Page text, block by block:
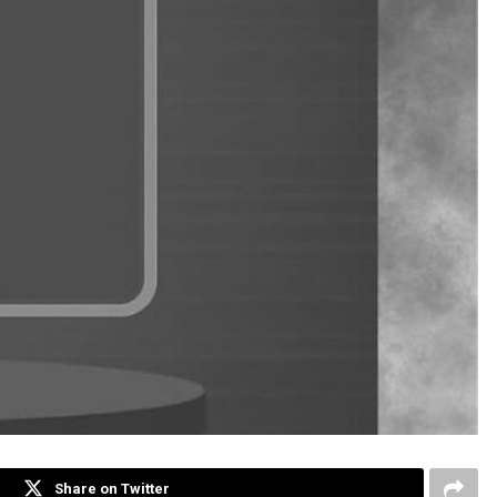
Share on Twitter